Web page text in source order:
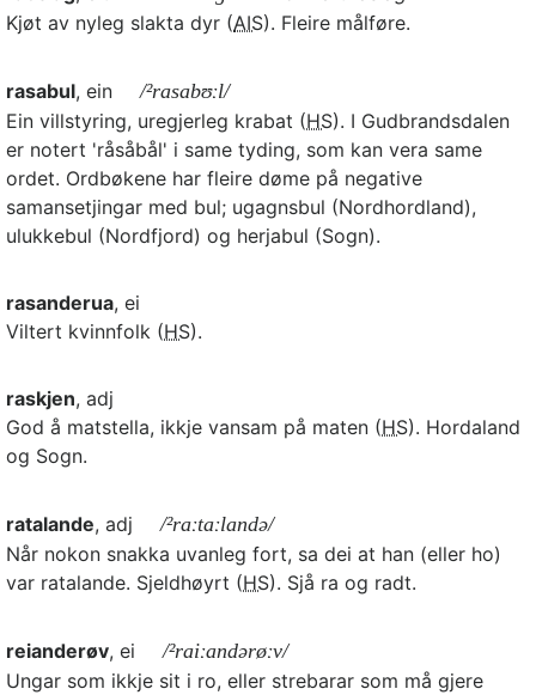
Kjøt av nyleg slakta dyr (AIS). Fleire målføre.
rasabul, ein
/²rasabʊːl/
Ein villstyring, uregjerleg krabat (HS). I Gudbrandsdalen
er notert 'råsåbål' i same tyding, som kan vera same
ordet. Ordbøkene har fleire døme på negative
samansetjingar med bul; ugagnsbul (Nordhordland),
ulukkebul (Nordfjord) og herjabul (Sogn).
rasanderua, ei
Viltert kvinnfolk (HS).
raskjen, adj
God å matstella, ikkje vansam på maten (HS). Hordaland
og Sogn.
ratalande, adj
/²raːtaːlandə/
Når nokon snakka uvanleg fort, sa dei at han (eller ho)
var ratalande. Sjeldhøyrt (HS). Sjå ra og radt.
reianderøv, ei
/²raiːandərøːv/
Ungar som ikkje sit i ro, eller strebarar som må gjere